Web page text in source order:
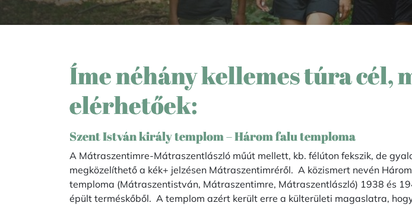
Íme néhány kellemes túra cél,
elérhetőek:
Szent István király templom – Három falu temploma
A Mátraszentimre-Mátraszentlászló műút mellett, kb. félúton fekszik, de
megközelíthető a kék+ jelzésen Mátraszentimréről. A közismert nevén
temploma (Mátraszentistván, Mátraszentimre, Mátraszentlászló) 1938 és
épült terméskőből. A templom azért került erre a külterületi magaslatra,